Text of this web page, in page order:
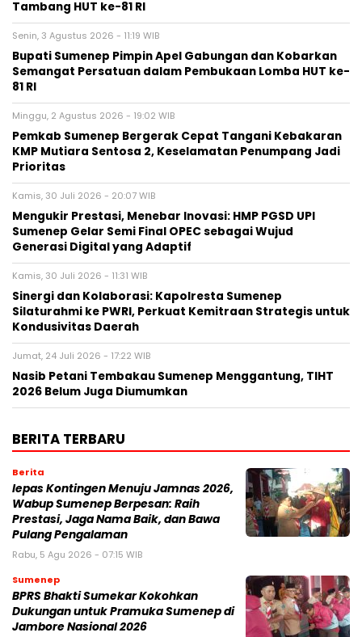
Tambang HUT ke-81 RI
Senin, 3 Agustus 2026 - 11:19 WIB
Bupati Sumenep Pimpin Apel Gabungan dan Kobarkan
Semangat Persatuan dalam Pembukaan Lomba HUT ke-
81 RI
Minggu, 2 Agustus 2026 - 19:02 WIB
Pemkab Sumenep Bergerak Cepat Tangani Kebakaran
KMP Mutiara Sentosa 2, Keselamatan Penumpang Jadi
Prioritas
Kamis, 30 Juli 2026 - 20:07 WIB
Mengukir Prestasi, Menebar Inovasi: HMP PGSD UPI
Sumenep Gelar Semi Final OPEC sebagai Wujud
Generasi Digital yang Adaptif
Kamis, 30 Juli 2026 - 11:31 WIB
Sinergi dan Kolaborasi: Kapolresta Sumenep
Silaturahmi ke PWRI, Perkuat Kemitraan Strategis untuk
Kondusivitas Daerah
Jumat, 24 Juli 2026 - 17:22 WIB
Nasib Petani Tembakau Sumenep Menggantung, TIHT
2026 Belum Juga Diumumkan
BERITA TERBARU
Berita
lepas Kontingen Menuju Jamnas 2026,
Wabup Sumenep Berpesan: Raih
Prestasi, Jaga Nama Baik, dan Bawa
Pulang Pengalaman
Rabu, 5 Agu 2026 - 07:15 WIB
Sumenep
BPRS Bhakti Sumekar Kokohkan
Dukungan untuk Pramuka Sumenep di
Jambore Nasional 2026